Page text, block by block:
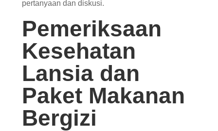
pertanyaan dan diskusi.
Pemeriksaan
Kesehatan
Lansia dan
Paket Makanan
Bergizi